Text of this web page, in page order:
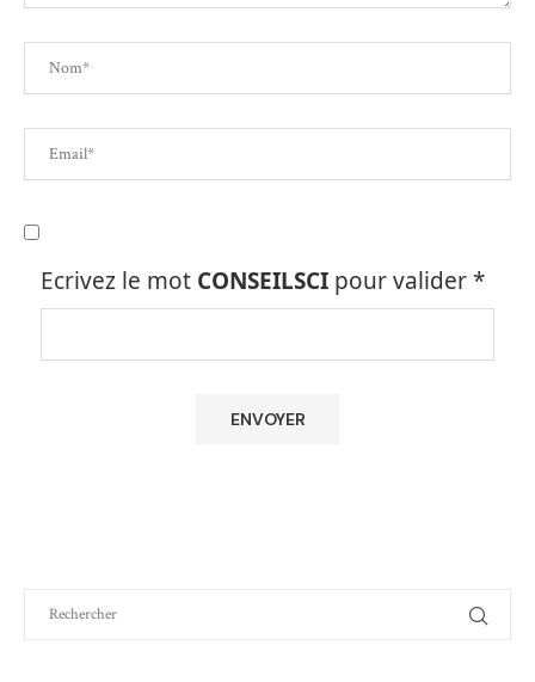
Ecrivez le mot CONSEILSCI pour valider*